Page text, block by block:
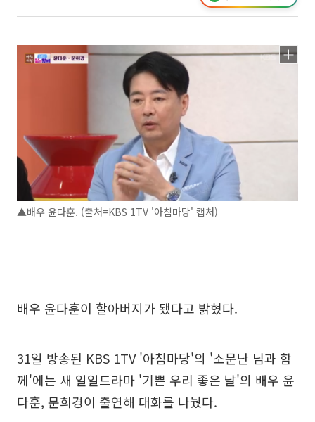
▲배우 윤다훈. (출처=KBS 1TV '아침마당' 캡처)
배우 윤다훈이 할아버지가 됐다고 밝혔다.
31일 방송된 KBS 1TV '아침마당'의 '소문난 님과 함
께'에는 새 일일드라마 '기쁜 우리 좋은 날'의 배우 윤
다훈, 문희경이 출연해 대화를 나눴다.